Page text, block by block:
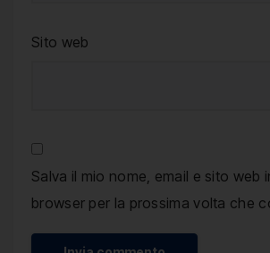
Sito web
Salva il mio nome, email e sito web
browser per la prossima volta che